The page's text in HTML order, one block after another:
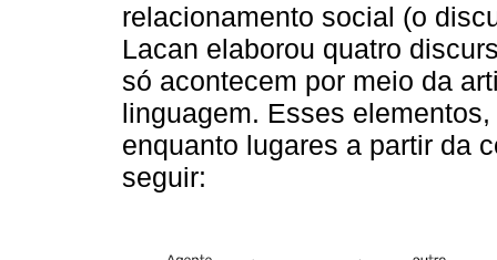
relacionamento social (o
Lacan elaborou quatro
só acontecem por meio da
linguagem. Esses
enquanto lugares a partir da
seguir: